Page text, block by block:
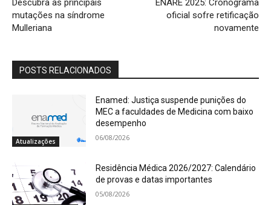
Descubra as principais
mutações na síndrome
Mulleriana
ENARE 2025: Cronograma
oficial sofre retificação
novamente
POSTS RELACIONADOS
Atualizações
Enamed: Justiça suspende punições do
MEC a faculdades de Medicina com baixo
desempenho
06/08/2026
Residência Médica 2026/2027: Calendário
de provas e datas importantes
05/08/2026